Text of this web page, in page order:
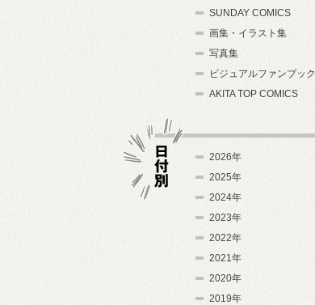
SUNDAY COMICS
画集・イラスト集
写真集
ビジュアルファンブック
AKITA TOP COMICS
2026年
2025年
2024年
2023年
2022年
2021年
2020年
2019年